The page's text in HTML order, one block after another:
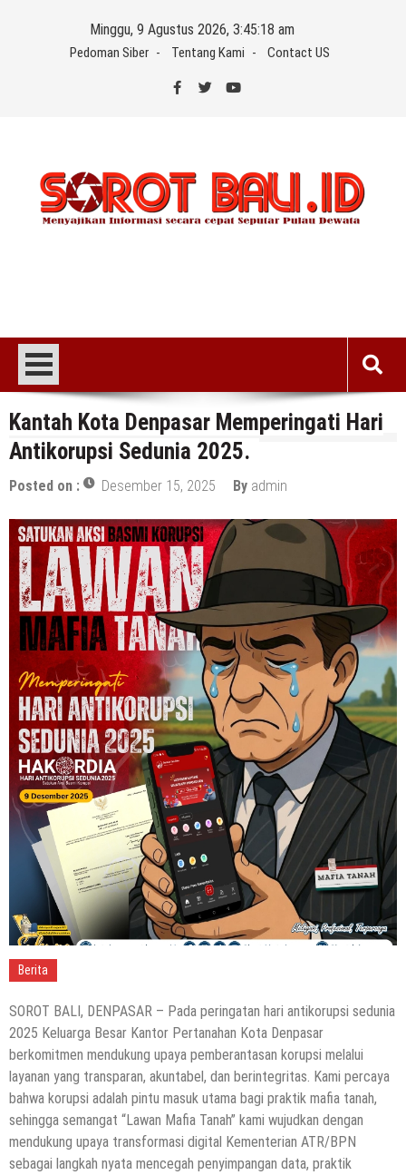
Minggu, 9 Agustus 2026, 3:45:18 am
Pedoman Siber Tentang Kami Contact US
Kantah Kota Denpasar Memperingati Hari
Antikorupsi Sedunia 2025.
Posted on : Desember 15, 2025 By admin
Berita
SOROT BALI, DENPASAR – Pada peringatan hari antikorupsi sedunia
2025 Keluarga Besar Kantor Pertanahan Kota Denpasar
berkomitmen mendukung upaya pemberantasan korupsi melalui
layanan yang transparan, akuntabel, dan berintegritas. Kami percaya
bahwa korupsi adalah pintu masuk utama bagi praktik mafia tanah,
sehingga semangat “Lawan Mafia Tanah” kami wujudkan dengan
mendukung upaya transformasi digital Kementerian ATR/BPN
sebagai langkah nyata mencegah penyimpangan data, praktik